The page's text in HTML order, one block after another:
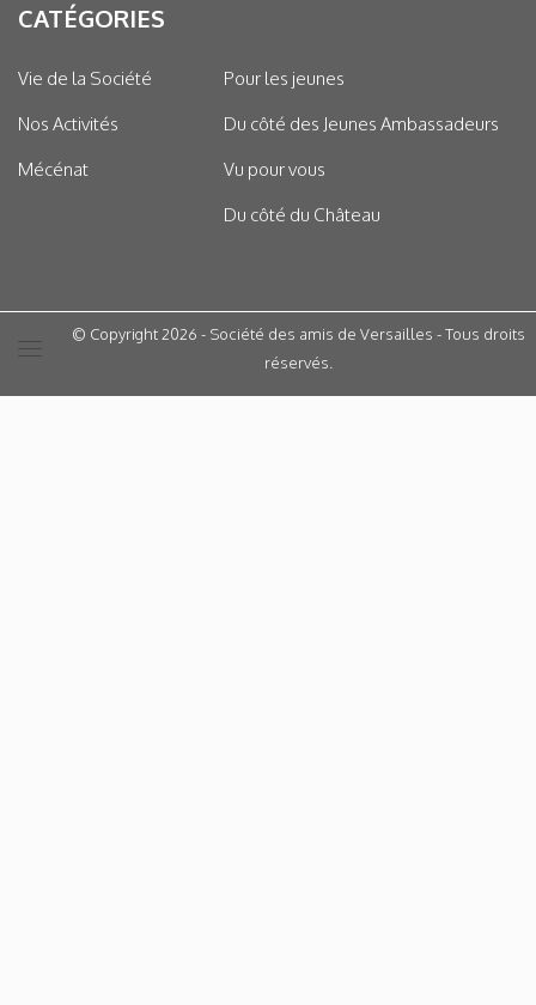
CATÉGORIES
Vie de la Société
Nos Activités
Mécénat
Pour les jeunes
Du côté des Jeunes Ambassadeurs
Vu pour vous
Du côté du Château
© Copyright 2026 - Société des amis de Versailles - Tous droits
réservés.